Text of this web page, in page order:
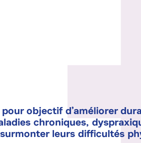
objectif d’améliorer
chroniques,
leurs difficultés